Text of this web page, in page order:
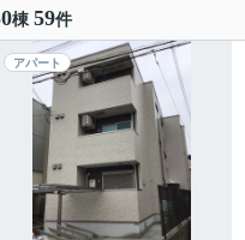
棟 59件
アパート